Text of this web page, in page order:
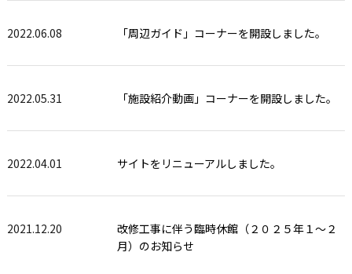
2022.06.08 「周辺ガイド」コーナーを開設しました。
2022.05.31 「施設紹介動画」コーナーを開設しました。
2022.04.01 サイトをリニューアルしました。
2021.12.20
改修工事に伴う臨時休館（２０２５年１～２
月）のお知らせ